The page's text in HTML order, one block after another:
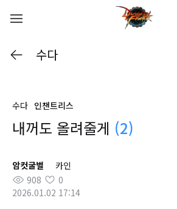
수다
수다 인챈트리스
내꺼도 올려줄게 (2)
암컷굴벌
카인
908
0
2026.01.02 17:14